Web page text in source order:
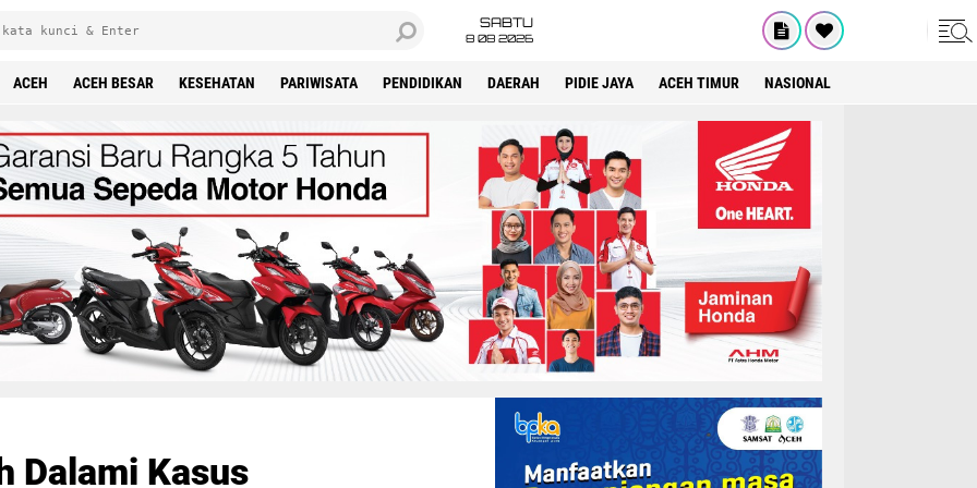
SABTU
8 08 2026
ACEH ACEH BESAR KESEHATAN PARIWISATA PENDIDIKAN DAERAH PIDIE JAYA ACEH TIMUR NASIONAL
Dalami Kasus